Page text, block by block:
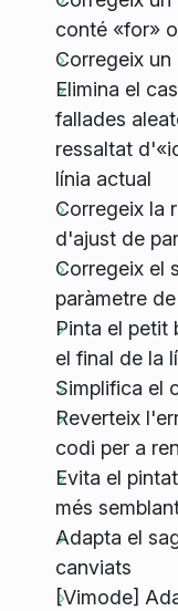
conté «for»
Corregeix
Elimina el
fallades
ressaltat
línia actual
Corregeix la
d'ajust de
Corregeix el
paràmetre
Pinta el petit
el final de la
Simplifica el
Reverteix
codi per a
Evita el
més
Adapta el
canviats
[Vimode]